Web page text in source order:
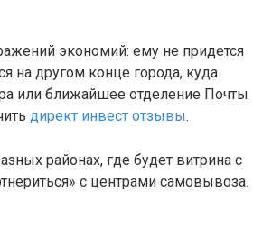
экономий: ему не придется
на другом конце города, куда
или ближайшее отделение Почты
директ инвест отзывы.
районах, где будет витрина с
с центрами самовывоза.